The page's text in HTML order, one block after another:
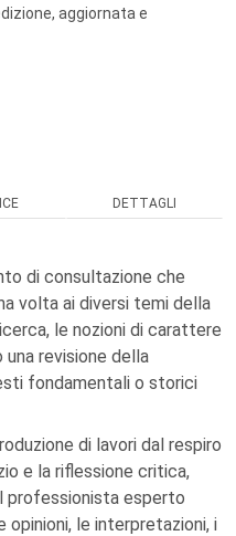
aggiornata e
DETTAGLI
di consultazione che
volta ai diversi temi della
le nozioni di carattere
revisione della
fondamentali o storici
di lavori dal respiro
e la riflessione critica,
professionista esperto
le interpretazioni, i